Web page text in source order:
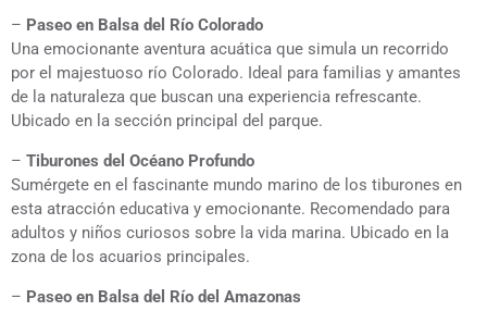
– Paseo en Balsa del Río Colorado
Una emocionante aventura acuática que simula un recorrido
por el majestuoso río Colorado. Ideal para familias y amantes
de la naturaleza que buscan una experiencia refrescante.
Ubicado en la sección principal del parque.
– Tiburones del Océano Profundo
Sumérgete en el fascinante mundo marino de los tiburones en
esta atracción educativa y emocionante. Recomendado para
adultos y niños curiosos sobre la vida marina. Ubicado en la
zona de los acuarios principales.
– Paseo en Balsa del Río del Amazonas